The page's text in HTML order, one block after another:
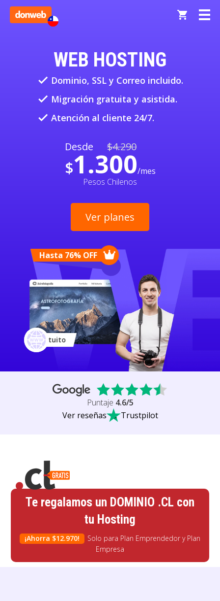
WEB HOSTING
done Dominio, SSL y Correo incluido.
done Migración gratuita y asistida.
done Atención al cliente 24/7.
Desde $4.290
$1.300/mes
Pesos Chilenos
Ver planes
Hasta 76% OFF
Dominio gratuito
Puntaje 4.6/5
Ver reseñas
Trustpilot
Te regalamos un DOMINIO .CL con
tu Hosting
¡Ahorra $12.970!
Solo para Plan Emprendedor y Plan
Empresa